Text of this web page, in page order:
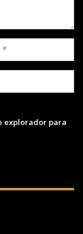
explorador para